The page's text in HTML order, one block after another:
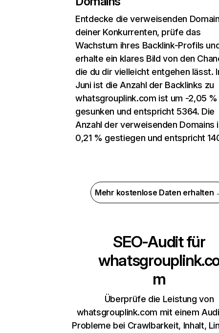
Entdecke die verweisenden
deiner Konkurrenten, prüfe das
Wachstum ihres Backlink-Profils
erhalte ein klares Bild von den
die du dir vielleicht entgehen lässt.
Juni ist die Anzahl der Backlinks zu
whatsgrouplink.com ist um -2,05 %
gesunken und entspricht 5364. Die
Anzahl der verweisenden Domains
0,21 % gestiegen und entspricht
Mehr kostenlose Daten erhalten
SEO-Audit für
m
Überprüfe die Leistung von
whatsgrouplink.com mit einem
Probleme bei Crawlbarkeit, Inhalt,